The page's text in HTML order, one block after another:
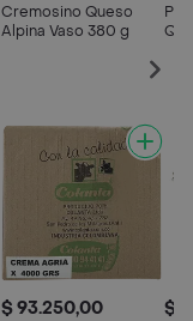
Cremosino Queso
Alpina Vaso 380 g
$ 93.250,00 $